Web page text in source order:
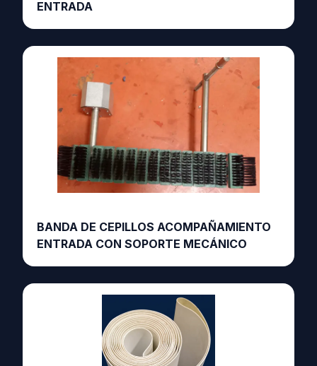
ENTRADA
BANDA DE CEPILLOS ACOMPAÑAMIENTO
ENTRADA CON SOPORTE MECÁNICO